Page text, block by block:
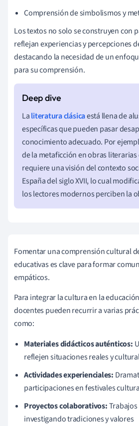
Comprensión de simbolismos y
Los textos no solo se construyen con
reflejan experiencias y percepciones
destacando la necesidad de un
para su comprensión.
Laliteratura clásicaestá llena de
específicas que pueden pasar
conocimiento adecuado. Por
de la metaficción en obras
requiere una visión del contexto
España del siglo XVII, lo cual
los lectores modernos perciben la
Fomentar una comprensión cultural
educativas es clave para formar
empáticos.
Para integrar la cultura en la
docentes pueden recurrir a varias
como:
Materiales didácticos auténticos:
reflejen situaciones reales y
Actividades experienciales:
participaciones en festivales
Proyectos colaborativos:
investigando tradiciones y valores